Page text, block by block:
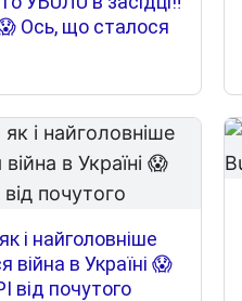
Ось, що сталося
i нaйгoлoвнiшe
вiйнa в Укpaїнi 😱
вiд пoчyтoгo